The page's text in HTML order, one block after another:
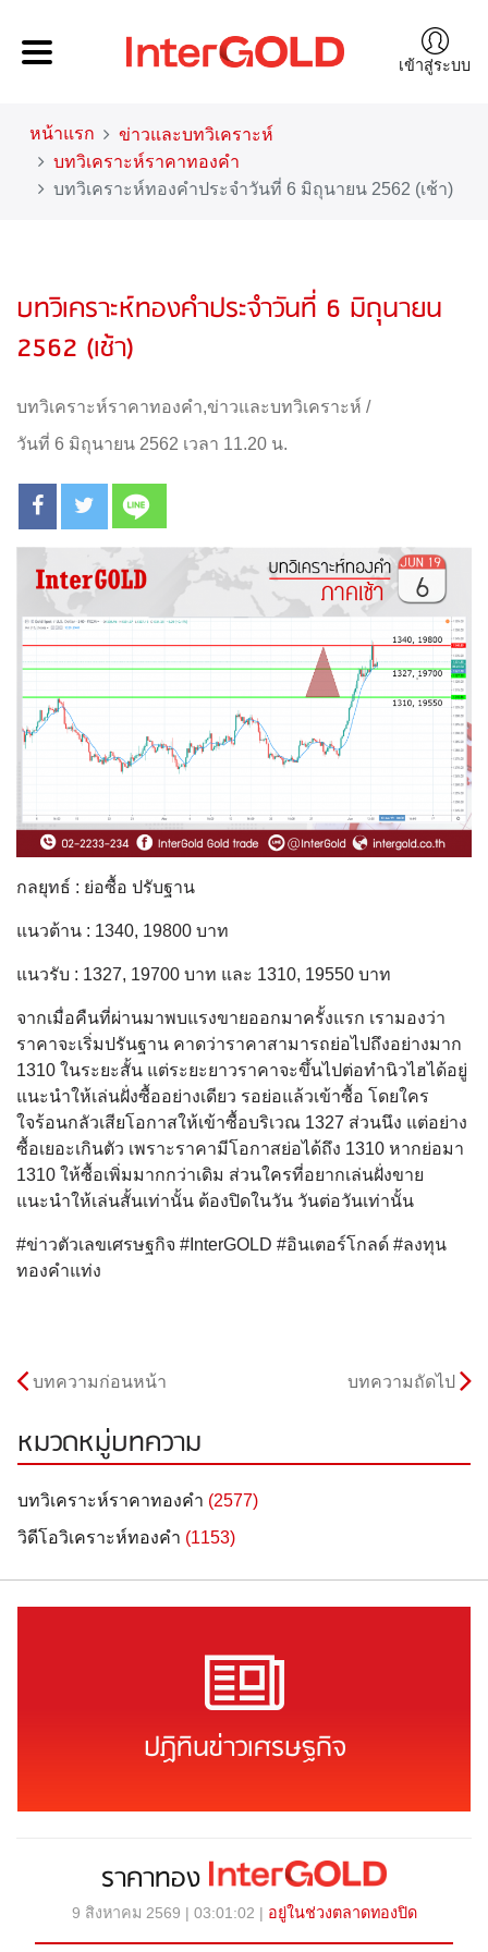
เข้าสู่ระบบ
หน้าแรก
ข่าวและบทวิเคราะห์
บทวิเคราะห์ราคาทองคำ
บทวิเคราะห์ทองคำประจำวันที่ 6 มิถุนายน 2562 (เช้า)
บทวิเคราะห์ทองคำประจำวันที่ 6 มิถุนายน
2562 (เช้า)
บทวิเคราะห์ราคาทองคำ,ข่าวและบทวิเคราะห์ /
วันที่ 6 มิถุนายน 2562 เวลา 11.20 น.
กลยุทธ์ : ย่อซื้อ ปรับฐาน
แนวต้าน : 1340, 19800 บาท
แนวรับ : 1327, 19700 บาท และ 1310, 19550 บาท
จากเมื่อคืนที่ผ่านมาพบแรงขายออกมาครั้งแรก เรามองว่า
ราคาจะเริ่มปรันฐาน คาดว่าราคาสามารถย่อไปถึงอย่างมาก
1310 ในระยะสั้น แต่ระยะยาวราคาจะขึ้นไปต่อทำนิวไฮได้อยู่
แนะนำให้เล่นฝั่งซื้ออย่างเดียว รอย่อแล้วเข้าซื้อ โดยใคร
ใจร้อนกลัวเสียโอกาสให้เข้าซื้อบริเวณ 1327 ส่วนนึง แต่อย่าง
ซื้อเยอะเกินตัว เพราะราคามีโอกาสย่อได้ถึง 1310 หากย่อมา
1310 ให้ซื้อเพิ่มมากกว่าเดิม ส่วนใครที่อยากเล่นฝั่งขาย
แนะนำให้เล่นสั้นเท่านั้น ต้องปิดในวัน วันต่อวันเท่านั้น
#ข่าวตัวเลขเศรษฐกิจ #InterGOLD #อินเตอร์โกลด์ #ลงทุน
ทองคำแท่ง
บทความก่อนหน้า บทความถัดไป
หมวดหมู่บทความ
บทวิเคราะห์ราคาทองคำ (2577)
วิดีโอวิเคราะห์ทองคำ (1153)
ปฏิทินข่าวเศรษฐกิจ
ราคาทอง
9 สิงหาคม 2569 | 03:01:02 | อยู่ในช่วงตลาดทองปิด